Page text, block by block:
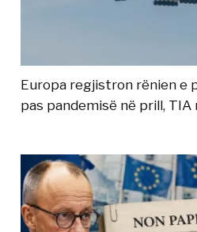
Europa regjistron rënien e
pas pandemisë në prill,